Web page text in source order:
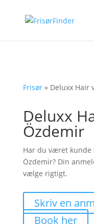
Frisør» Deluxx Hair
Deluxx
Özdemir
Har du været kunde
Özdemir? Din
vælge rigtigt.
Skriv en
Book her